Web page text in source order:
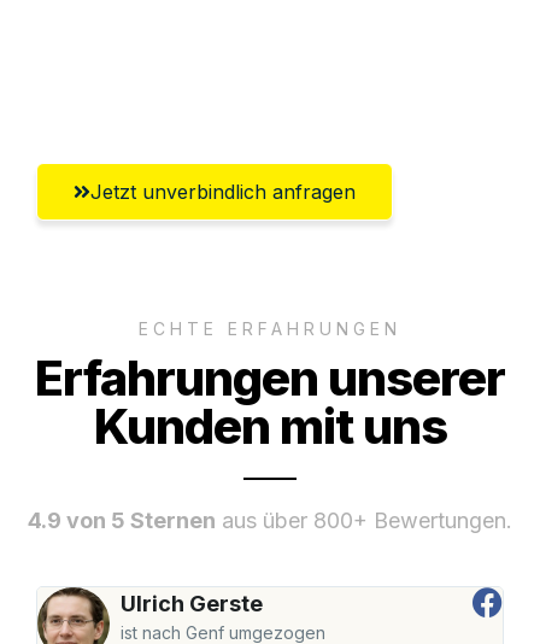
Jetzt unverbindlich anfragen
ECHTE ERFAHRUNGEN
Erfahrungen unserer
Kunden mit uns
4.9 von 5 Sternen aus über 800+ Bewertungen.
Ulrich Gerste
ist nach Genf umgezogen